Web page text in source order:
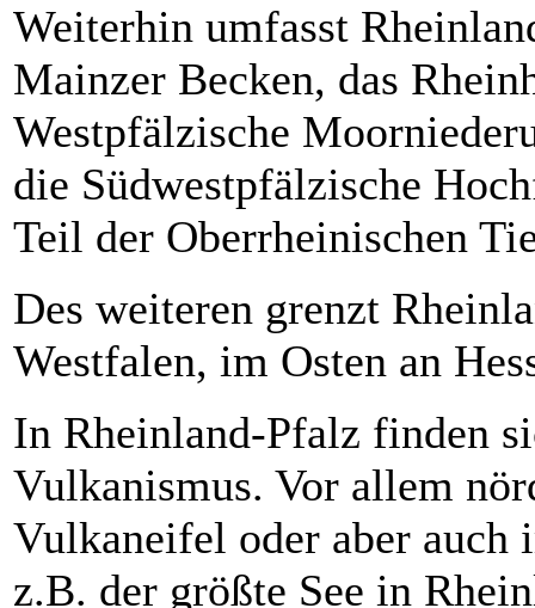
Weiterhin umfasst
Mainzer Becken, das
Westpfälzische
die Südwestpfälzische
Teil der Oberrheinischen
Des weiteren grenzt
Westfalen, im Osten an
In Rheinland-Pfalz finden
Vulkanismus. Vor allem
Vulkaneifel oder aber auch
z.B. der größte See in